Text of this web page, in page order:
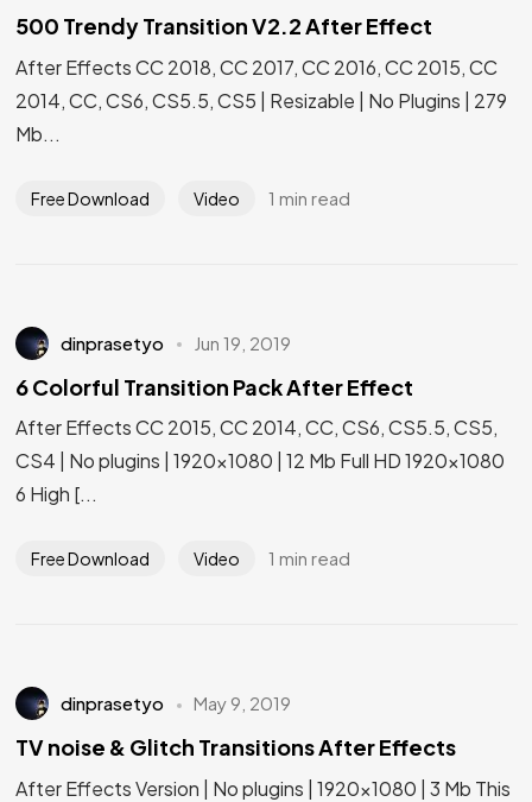
500 Trendy Transition V2.2 After Effect
After Effects CC 2018, CC 2017, CC 2016, CC 2015, CC
2014, CC, CS6, CS5.5, CS5 | Resizable | No Plugins | 279
Mb...
Free Download Video 1 min read
dinprasetyo Jun 19, 2019
6 Colorful Transition Pack After Effect
After Effects CC 2015, CC 2014, CC, CS6, CS5.5, CS5,
CS4 | No plugins | 1920×1080 | 12 Mb Full HD 1920×1080
6 High [...
Free Download Video 1 min read
dinprasetyo May 9, 2019
TV noise & Glitch Transitions After Effects
After Effects Version | No plugins | 1920×1080 | 3 Mb This